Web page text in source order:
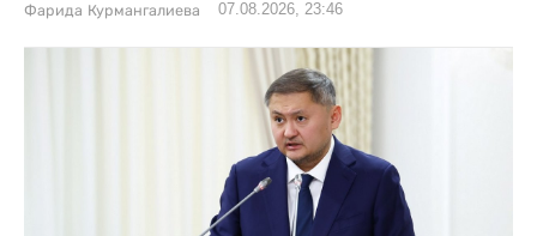
Фарида Курмангалиева 07.08.2026, 23:46